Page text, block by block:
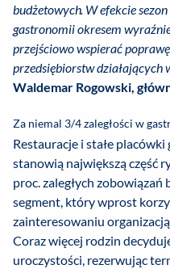
budżetowych. W efekcie
gastronomii okresem
przejściowo wspierać
przedsiębiorstw działających
Waldemar Rogowski,
Za niemal 3/4 zaległości w
Restauracje i stałe
stanowią największą część
proc. zaległych
segment, który wprost
zainteresowaniu
Coraz więcej rodzin
uroczystości, rezerwując